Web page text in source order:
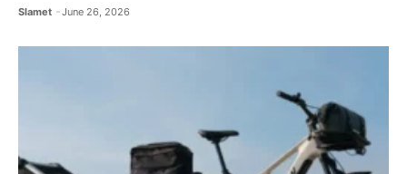
Slamet June 26, 2026